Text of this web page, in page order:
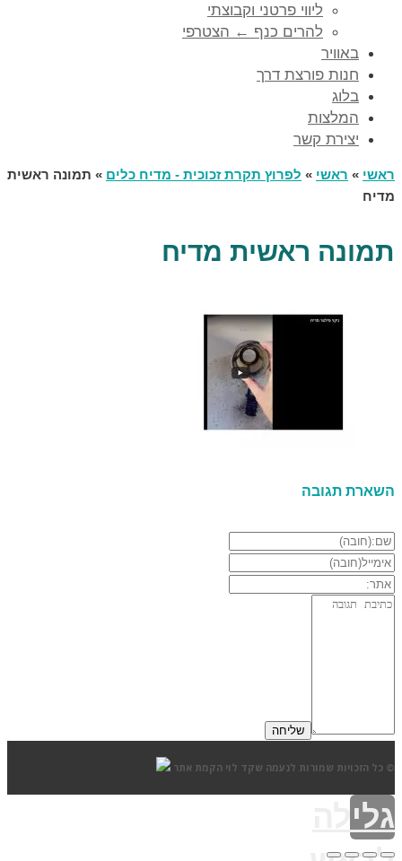
ליווי פרטני וקבוצתי
להרים כנף ← הצטרפי
באוויר
חנות פורצת דרך
בלוג
המלצות
יצירת קשר
ראשי » ראשי » לפרוץ תקרת זכוכית - מדיח כלים » תמונה ראשית
מדיח
תמונה ראשית מדיח
השארת תגובה
© כל הזכויות שמורות לנעמה שקד לוי הקמת אתר
גלילה